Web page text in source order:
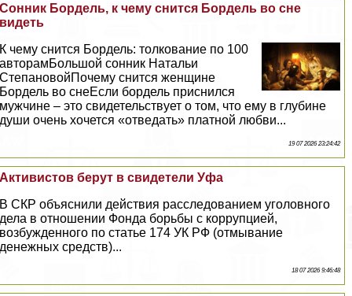
Сонник Бордель, к чему снится Бордель во сне
видеть
К чему снится Бордель: толкование по 100
авторамБольшой сонник Натальи
СтепановойПочему снится женщине
Бордель во снеЕсли бордель приснился
мужчине – это свидетельствует о том, что ему в глубине
души очень хочется «отведать» платной любви...
19 07 2026 23:24:42
Активистов берут в свидетели Уфа
В СКР объяснили действия расследованием уголовного
дела в отношении Фонда борьбы с коррупцией,
возбужденного по статье 174 УК РФ (отмывание
денежных средств)...
18 07 2026 9:46:48